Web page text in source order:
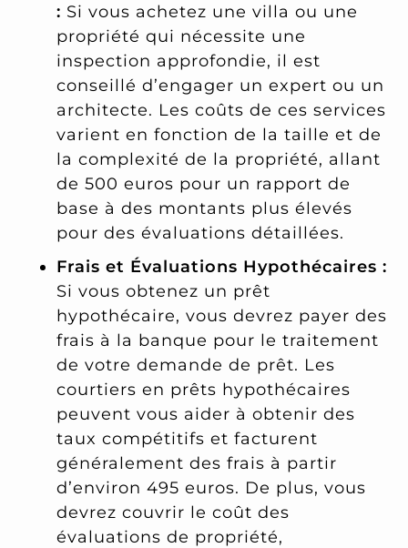
: Si vous achetez une villa ou une
propriété qui nécessite une
inspection approfondie, il est
conseillé d’engager un expert ou un
architecte. Les coûts de ces services
varient en fonction de la taille et de
la complexité de la propriété, allant
de 500 euros pour un rapport de
base à des montants plus élevés
pour des évaluations détaillées.
Frais et Évaluations Hypothécaires :
Si vous obtenez un prêt
hypothécaire, vous devrez payer des
frais à la banque pour le traitement
de votre demande de prêt. Les
courtiers en prêts hypothécaires
peuvent vous aider à obtenir des
taux compétitifs et facturent
généralement des frais à partir
d’environ 495 euros. De plus, vous
devrez couvrir le coût des
évaluations de propriété,